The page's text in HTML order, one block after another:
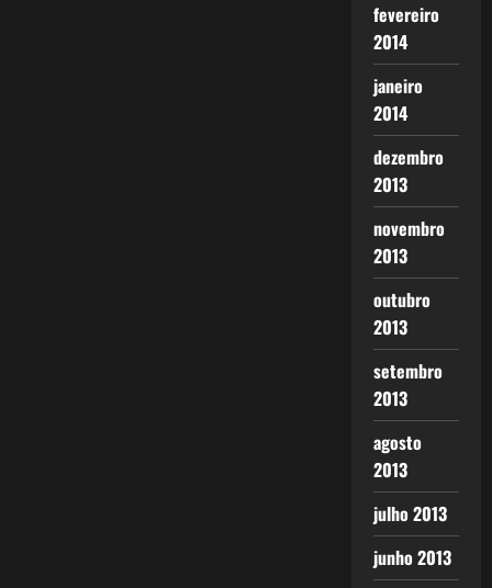
fevereiro
2014
janeiro
2014
dezembro
2013
novembro
2013
outubro
2013
setembro
2013
agosto
2013
julho 2013
junho 2013